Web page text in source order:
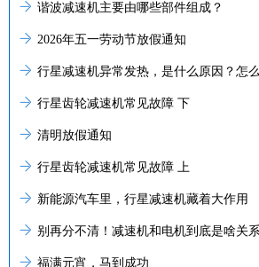
谐波减速机主要由哪些部件组成？
2026年五一劳动节放假通知
行星减速机异常发热，是什么原因？怎
行星齿轮减速机常见故障 下
清明放假通知
行星齿轮减速机常见故障 上
新能源汽车里，行星减速机藏着大作用
别再分不清！减速机和电机到底是啥关
福满元宵，马到成功